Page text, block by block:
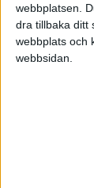
webbplatsen.
dra tillbaka ditt
webbplats och
webbsidan.
Här har du
Många